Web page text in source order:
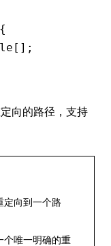
[];
向的路径，支持
定向到一个路
个唯一明确的重